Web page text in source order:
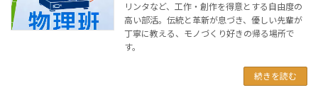
リンタなど、工作・創作を得意とする自由度の
高い部活。伝統と革新が息づき、優しい先輩が
丁寧に教える、モノづくり好きの帰る場所で
す。
続きを読む